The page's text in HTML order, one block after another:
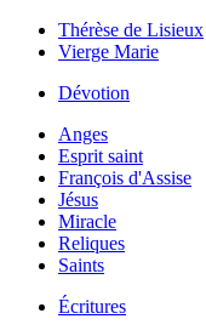
Thérèse de Lisieux
Vierge Marie
Dévotion
Anges
Esprit saint
François d'Assise
Jésus
Miracle
Reliques
Saints
Écritures